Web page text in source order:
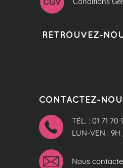
RETROUVEZ-
CONTACTEZ-
TÉL. : 01 71 70
LUN-VEN : 9H
Nous